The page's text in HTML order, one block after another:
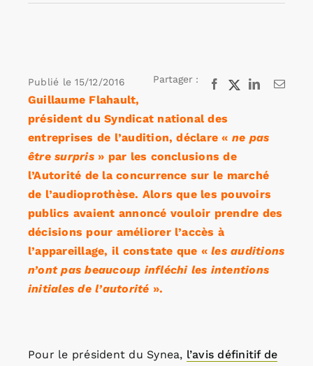
Publié le 15/12/2016 Partager : Facebook
X LinkedInEmail
Guillaume Flahault,
président du Syndicat national des
entreprises de l’audition, déclare « ne pas
être surpris» par les conclusions de
l’Autorité de la concurrence sur le marché
de l’audioprothèse. Alors que les pouvoirs
publics avaient annoncé vouloir prendre des
décisions pour améliorer l’accès à
l’appareillage, il constate que «les auditions
n’ont pas beaucoup infléchi les intentions
initiales de l’autorité ».
Pour le président du Synea, l’avis définitif de